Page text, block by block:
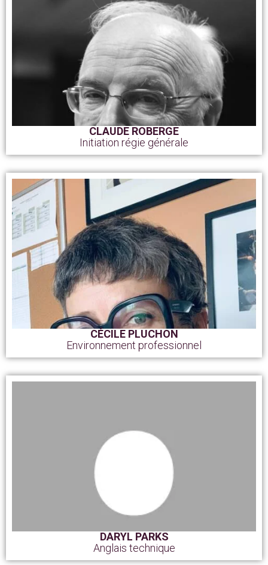
CLAUDE ROBERGE
Initiation régie générale
CÉCILE PLUCHON
Environnement professionnel
DARYL PARKS
Anglais technique